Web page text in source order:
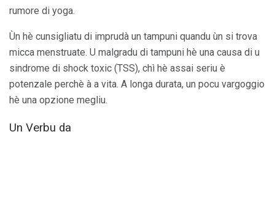
rumore di yoga.
Ùn hè cunsigliatu di imprudà un tampuni quandu ùn si trova
micca menstruate. U malgradu di tampuni hè una causa di u
sindrome di shock toxic (TSS), chì hè assai seriu è
potenzale perchè à a vita. A longa durata, un pocu vargoggio
hè una opzione megliu.
Un Verbu da